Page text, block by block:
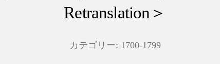
Retranslation＞
カテゴリー: 1700-1799